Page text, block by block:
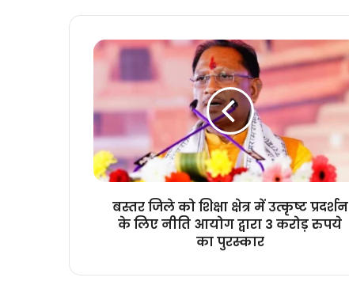
बस्तर
जिले
क्षेत्र
उत्कृष्ट
प्रदर्शन
के
करोड़
बस्तर जिले को शिक्षा क्षेत्र में उत्कृष्ट प्रदर्शन
के लिए नीति आयोग द्वारा 3 करोड़ रुपये
का पुरस्कार